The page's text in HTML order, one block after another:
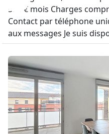
580 € mois Charges
Contact par téléphone
aux messages Je suis